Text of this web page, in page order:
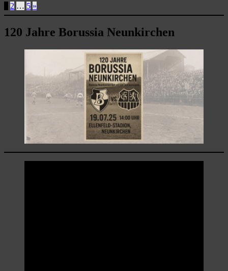
Seitennummerierung
Beiträge
2 … 5 »
120 Jahre Borussia Neunkirchen